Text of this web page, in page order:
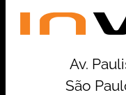
Av.
São